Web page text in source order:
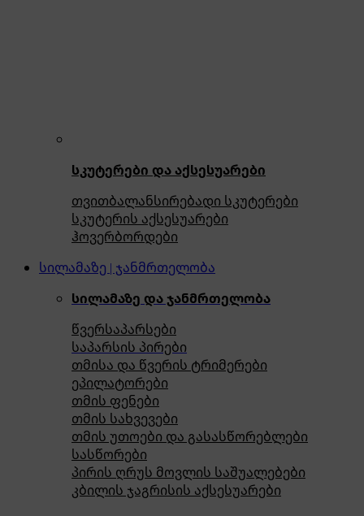
სკუტერები და აქსესუარები
თვითბალანსირებადი სკუტერები
სკუტერის აქსესუარები
ჰოვერბორდები
სილამაზე | ჯანმრთელობა
სილამაზე და ჯანმრთელობა
წვერსაპარსები
საპარსის პირები
თმისა და წვერის ტრიმერები
ეპილატორები
თმის ფენები
თმის სახვევები
თმის უთოები და გასასწორებლები
სასწორები
პირის ღრუს მოვლის საშუალებები
კბილის ჯაგრისის აქსესუარები